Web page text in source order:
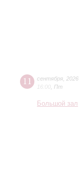
11 сентября 2026
16:00 Пт
Большой зал